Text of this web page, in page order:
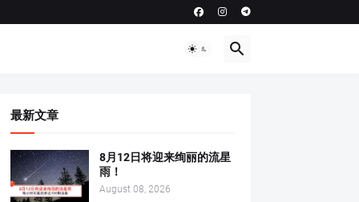
最新文章
8月12日将迎来绚丽的流星
雨！
August 08, 2026